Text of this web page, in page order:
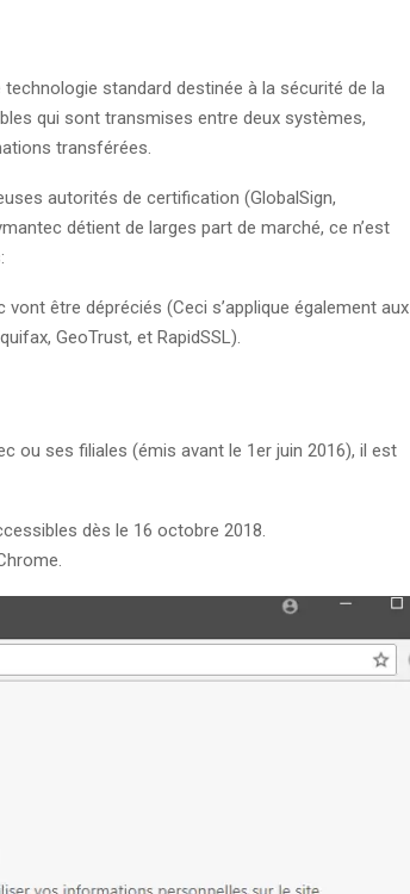
technologie standard destinée à la sécurité de la
qui sont transmises entre deux systèmes,
transférées.
autorités de certification (GlobalSign,
détient de larges part de marché, ce n’est
être dépréciés (Ceci s’applique également aux
GeoTrust, et RapidSSL).
ou ses filiales (émis avant le 1er juin 2016), il est
dès le 16 octobre 2018.